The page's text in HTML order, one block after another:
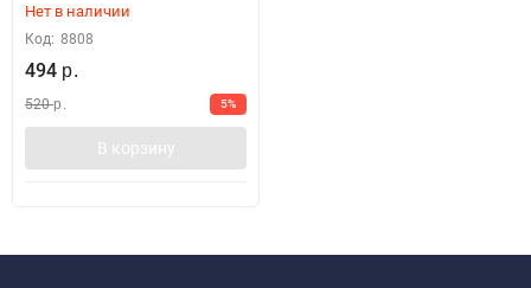
Нет в наличии
Код: 8808
494 р.
520р. 5%
В корзину